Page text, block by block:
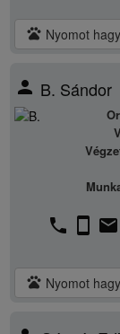
pets Nyomot
person B. Sándor
phone stay_current_portrait email
pets Nyomot